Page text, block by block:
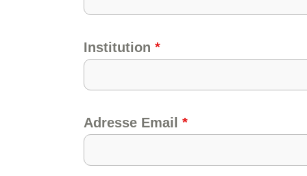
Institution *
Adresse Email *